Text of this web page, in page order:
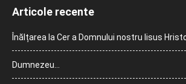
Articole recente
Înălțarea la Cer a Domnului nostru Iisus
Dumnezeu…